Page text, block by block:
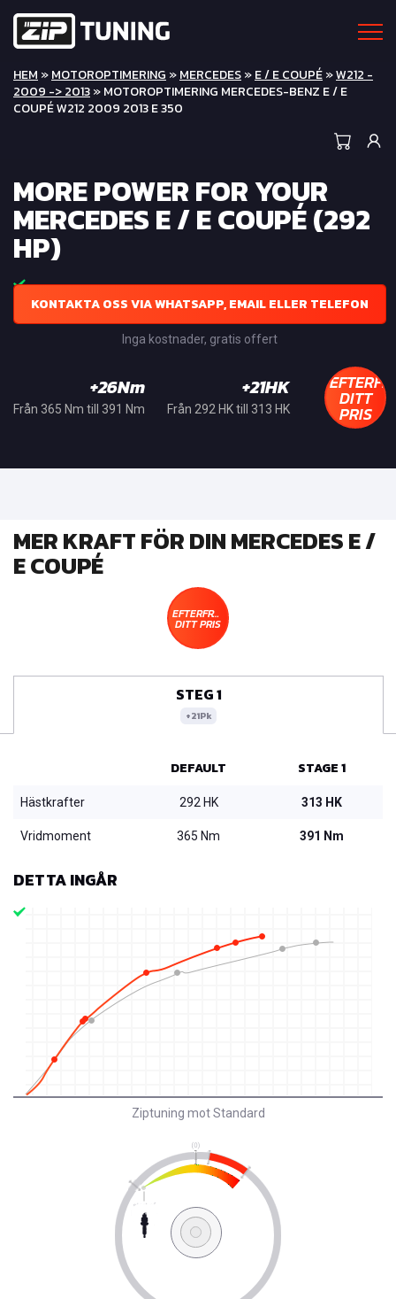
HEM »MOTOROPTIMERING »MERCEDES»E / E COUPÉ»W212 -
2009 -> 2013» MOTOROPTIMERING MERCEDES-BENZ E / E
COUPÉ W212 2009 2013 E 350
MORE POWER FOR YOUR
MERCEDES E / E COUPÉ (292
HP)
KONTAKTA OSS VIA WHATSAPP, EMAIL ELLER TELEFON
Inga kostnader, gratis offert
+26Nm
Från 365 Nm till 391 Nm
+21HK
Från 292 HK till 313 HK DITT
PRIS
MER KRAFT FÖR DIN MERCEDES E /
E COUPÉ
EFTERFRÅGA
DITT PRIS
STEG 1
+21Pk
DEFAULT STAGE 1
Hästkrafter 292 HK 313 HK
Vridmoment 365 Nm 391 Nm
DETTA INGÅR
Ziptuning mot Standard